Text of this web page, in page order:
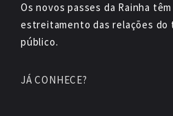
Os novos passes da Rainha
estreitamento das relações do
público.
JÁ CONHECE?